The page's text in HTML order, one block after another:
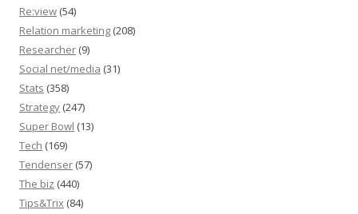
Re:view (54)
Relation marketing (208)
Researcher (9)
Social net/media (31)
Stats (358)
Strategy (247)
Super Bowl (13)
Tech (169)
Tendenser (57)
The biz (440)
Tips&Trix (84)